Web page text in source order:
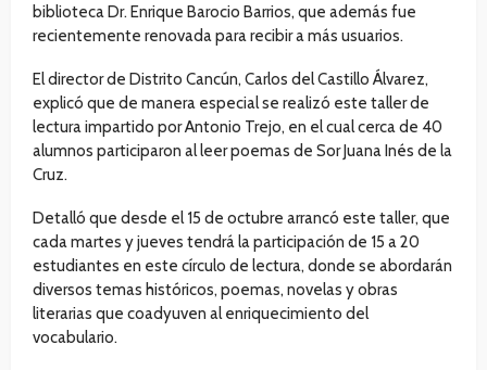
biblioteca Dr. Enrique Barocio Barrios, que además fue
recientemente renovada para recibir a más usuarios.
El director de Distrito Cancún, Carlos del Castillo Álvarez,
explicó que de manera especial se realizó este taller de
lectura impartido por Antonio Trejo, en el cual cerca de 40
alumnos participaron al leer poemas de Sor Juana Inés de la
Cruz.
Detalló que desde el 15 de octubre arrancó este taller, que
cada martes y jueves tendrá la participación de 15 a 20
estudiantes en este círculo de lectura, donde se abordarán
diversos temas históricos, poemas, novelas y obras
literarias que coadyuven al enriquecimiento del
vocabulario.